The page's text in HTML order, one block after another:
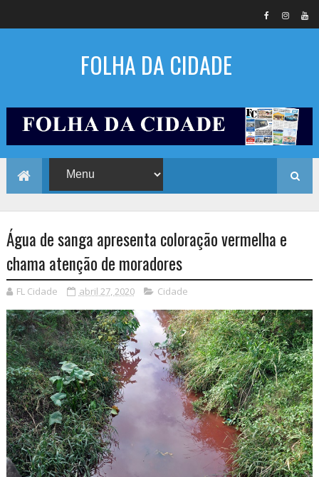
FOLHA DA CIDADE
Água de sanga apresenta coloração vermelha e
chama atenção de moradores
FL Cidade abril 27, 2020 Cidade